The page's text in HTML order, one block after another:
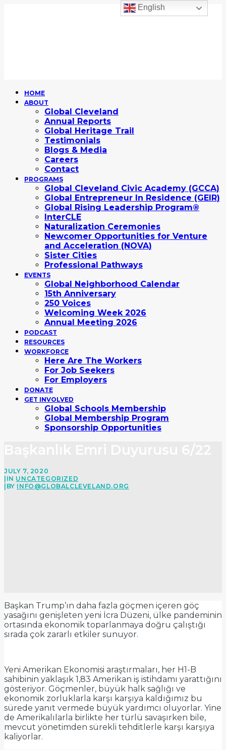
HOME
ABOUT
Global Cleveland
Annual Reports
Global Heritage Trail
Testimonials
Blogs & Media
Careers
Contact
PROGRAMS
Global Cleveland Civic Academy (GCCA)
Global Entrepreneur In Residence (GEIR)
Global Rising Leadership Program®
InterCLE
Naturalization Ceremonies
Newcomer Opportunities for Venture
and Acceleration (NOVA)
Sister Cities
Professional Pathways
EVENTS
Global Neighborhood Calendar
15th Anniversary
250 Voices
Welcoming Week 2026
Annual Meeting 2026
PODCAST
RESOURCES
WORKFORCE
Here Are The Workers
For Job Seekers
For Employers
DONATE
GET INVOLVED
Global Schools Membership
Global Membership Program
Sponsorship Opportunities
JULY 7, 2020
| IN UNCATEGORIZED
| BY INFO@GLOBALCLEVELAND.ORG
Başkan Trump’ın daha fazla göçmen içeren göç
yasağını genişleten yeni İcra Düzeni, ülke pandeminin
ortasında ekonomik toparlanmaya doğru çalıştığı
sırada çok zararlı etkiler sunuyor.
Yeni Amerikan Ekonomisi araştırmaları, her H1-B
sahibinin yaklaşık 1,83 Amerikan iş istihdamı yarattığını
gösteriyor. Göçmenler, büyük halk sağlığı ve
ekonomik zorluklarla karşı karşıya kaldığımız bu
sürede yanıt vermede büyük yardımcı oluyorlar. Yine
de Amerikalılarla birlikte her türlü savaşırken bile,
mevcut yönetimden sürekli tehditlerle karşı karşıya
kaliyorlar.
English